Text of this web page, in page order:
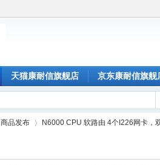
天猫康耐信旗舰店 京东康耐信旗舰
商品发布 N6000 CPU 软路由 4个I226网卡，